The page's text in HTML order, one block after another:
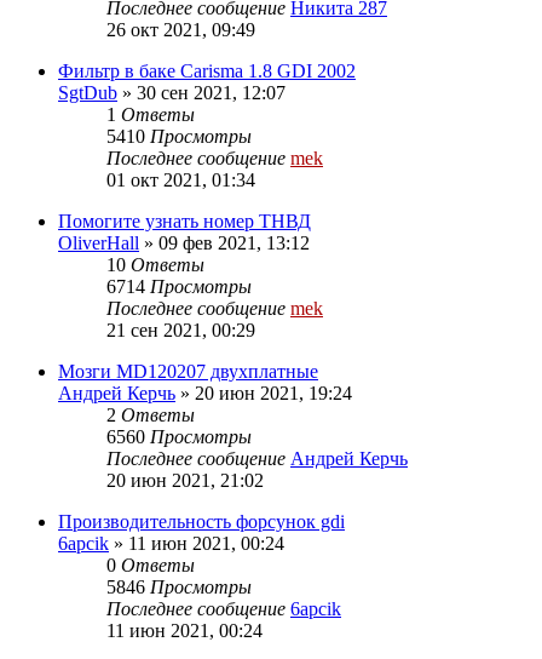
Последнее сообщение Никита 287
26 окт 2021, 09:49
Фильтр в баке Carisma 1.8 GDI 2002
SgtDub » 30 сен 2021, 12:07
1 Ответы
5410 Просмотры
Последнее сообщение mek
01 окт 2021, 01:34
Помогите узнать номер ТНВД
OliverHall » 09 фев 2021, 13:12
10 Ответы
6714 Просмотры
Последнее сообщение mek
21 сен 2021, 00:29
Мозги MD120207 двухплатные
Андрей Керчь » 20 июн 2021, 19:24
2 Ответы
6560 Просмотры
Последнее сообщение Андрей Керчь
20 июн 2021, 21:02
Производительность форсунок gdi
6apcik » 11 июн 2021, 00:24
0 Ответы
5846 Просмотры
Последнее сообщение 6apcik
11 июн 2021, 00:24